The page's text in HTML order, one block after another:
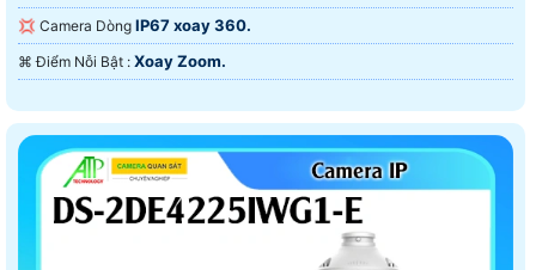
💢 Camera Dòng IP67 xoay 360.
️⌘ Điểm Nỗi Bật : Xoay Zoom.